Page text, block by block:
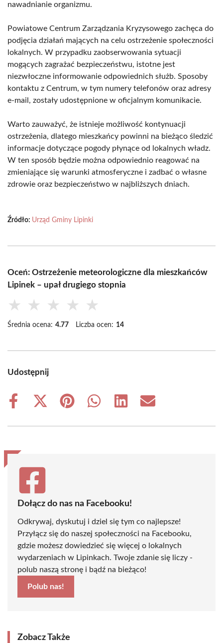
nawadnianie organizmu.
Powiatowe Centrum Zarządzania Kryzysowego zachęca do
podjęcia działań mających na celu ostrzeżenie społeczności
lokalnych. W przypadku zaobserwowania sytuacji
mogących zagrażać bezpieczeństwu, istotne jest
niezwłoczne informowanie odpowiednich służb. Sposoby
kontaktu z Centrum, w tym numery telefonów oraz adresy
e-mail, zostały udostępnione w oficjalnym komunikacie.
Warto zauważyć, że istnieje możliwość kontynuacji
ostrzeżenia, dlatego mieszkańcy powinni na bieżąco śledzić
informacje dotyczące pogody płynące od lokalnych władz.
W ten sposób będzie można odpowiednio reagować na
zmieniające się warunki atmosferyczne i zadbać o własne
zdrowie oraz bezpieczeństwo w najbliższych dniach.
Źródło: Urząd Gminy Lipinki
Oceń: Ostrzeżenie meteorologiczne dla mieszkańców
Lipinek – upał drugiego stopnia
★ ★ ★ ★ ★
Średnia ocena: 4.77 Liczba ocen: 14
Udostępnij
Share
Share
(Twitter)
Share
Share
Share
Share
Dołącz do nas na Facebooku!
Odkrywaj, dyskutuj i dziel się tym co najlepsze!
Przyłącz się do naszej społeczności na Facebooku,
gdzie możesz dowiedzieć się więcej o lokalnych
wydarzeniach w Lipinkach. Twoje zdanie się liczy -
polub naszą stronę i bądź na bieżąco!
Polub nas!
Zobacz Także